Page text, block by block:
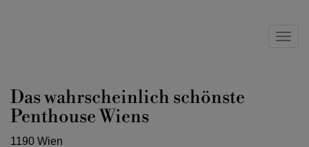
Das wahrscheinlich schönste
Penthouse Wiens
1190 Wien